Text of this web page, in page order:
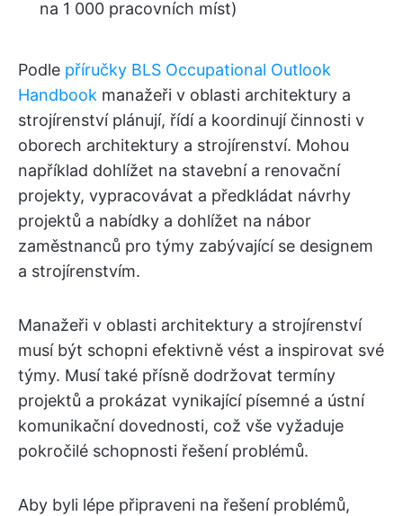
na 1 000 pracovních míst)
Podle příručky BLS Occupational Outlook
Handbook manažeři v oblasti architektury a
strojírenství plánují, řídí a koordinují činnosti v
oborech architektury a strojírenství. Mohou
například dohlížet na stavební a renovační
projekty, vypracovávat a předkládat návrhy
projektů a nabídky a dohlížet na nábor
zaměstnanců pro týmy zabývající se designem
a strojírenstvím.
Manažeři v oblasti architektury a strojírenství
musí být schopni efektivně vést a inspirovat své
týmy. Musí také přísně dodržovat termíny
projektů a prokázat vynikající písemné a ústní
komunikační dovednosti, což vše vyžaduje
pokročilé schopnosti řešení problémů.
Aby byli lépe připraveni na řešení problémů,